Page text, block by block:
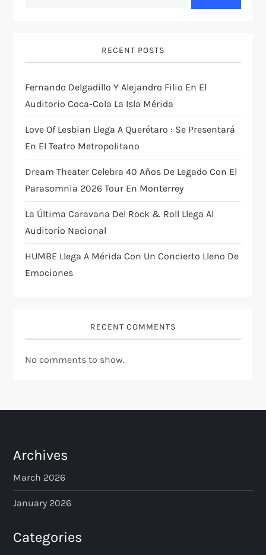
g
a
t
i
o
n
RECENT POSTS
Fernando Delgadillo Y Alejandro Filio En El
Auditorio Coca-Cola La Isla Mérida
Love Of Lesbian Llega A Querétaro : Se Presentará
En El Teatro Metropolitano
Dream Theater Celebra 40 Años De Legado Con El
Parasomnia 2026 Tour En Monterrey
La Última Caravana Del Rock & Roll Llega Al
Auditorio Nacional
HUMBE Llega A Mérida Con Un Concierto Lleno De
Emociones
RECENT COMMENTS
No comments to show.
Archives
March 2026
January 2026
Categories